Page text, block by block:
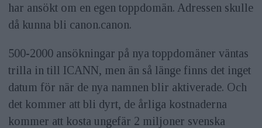
har ansökt om en egen toppdomän. Adressen skulle
då kunna bli canon.canon.
500-2000 ansökningar på nya toppdomäner väntas
trilla in till ICANN, men än så länge finns det inget
datum för när de nya namnen blir aktiverade. Och
det kommer att bli dyrt, de årliga kostnaderna
kommer att kosta ungefär 2 miljoner svenska